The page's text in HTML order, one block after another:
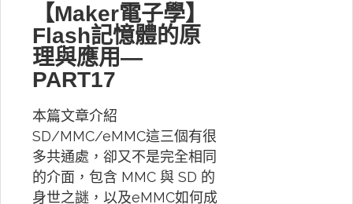
【Maker電子學】
Flash記憶體的原
理與應用—
PART17
本篇文章介紹
SD/MMC/eMMC這三個有很
多共通處，卻又不是完全相同
的介面，包含 MMC 與 SD 的
身世之謎，以及eMMC如何成